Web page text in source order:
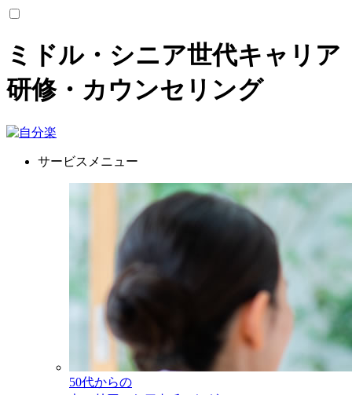
ミドル・シニア世代キャリア
研修・カウンセリング
サービスメニュー
50代からの